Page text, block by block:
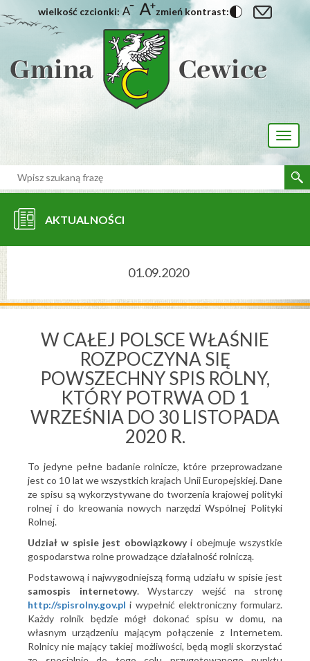
wielkość czcionki: zmień kontrast:
AKTUALNOŚCI
01.09.2020
W CAŁEJ POLSCE WŁAŚNIE
ROZPOCZYNA SIĘ
POWSZECHNY SPIS ROLNY,
KTÓRY POTRWA OD 1
WRZEŚNIA DO 30 LISTOPADA
2020 R.
To jedyne pełne badanie rolnicze, które przeprowadzane
jest co 10 lat we wszystkich krajach Unii Europejskiej. Dane
ze spisu są wykorzystywane do tworzenia krajowej polityki
rolnej i do kreowania nowych narzędzi Wspólnej Polityki
Rolnej.
Udział w spisie jest obowiązkowyi obejmuje wszystkie
gospodarstwa rolne prowadzące działalność rolniczą.
Podstawową i najwygodniejszą formą udziału w spisie jest
samospis internetowy. Wystarczy wejść na stronę
http://spisrolny.gov.pl i wypełnić elektroniczny formularz.
Każdy rolnik będzie mógł dokonać spisu w domu, na
własnym urządzeniu mającym połączenie z Internetem.
Rolnicy nie mający takiej możliwości, będą mogli skorzystać
[interaktywna-mapa]